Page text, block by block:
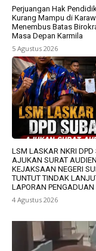
Perjuangan Hak
Kurang Mampu di
Menembus Batas
Masa Depan Karmila
5 Agustus 2026
LSM LASKAR NKRI DPD
AJUKAN SURAT
KEJAKSAAN NEGERI
TUNTUT TINDAK
LAPORAN PENGADUAN
4 Agustus 2026